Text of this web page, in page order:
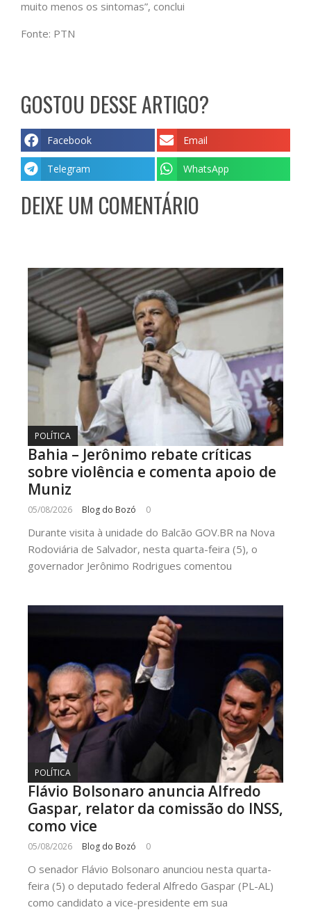
muito menos os sintomas”, conclui
Fonte: PTN
GOSTOU DESSE ARTIGO?
Facebook Email
Telegram WhatsApp
DEIXE UM COMENTÁRIO
POLÍTICA
Bahia – Jerônimo rebate críticas
sobre violência e comenta apoio de
Muniz
05/08/2026 Blog do Bozó 0
Durante visita à unidade do Balcão GOV.BR na Nova
Rodoviária de Salvador, nesta quarta-feira (5), o
governador Jerônimo Rodrigues comentou
POLÍTICA
Flávio Bolsonaro anuncia Alfredo
Gaspar, relator da comissão do INSS,
como vice
05/08/2026 Blog do Bozó 0
O senador Flávio Bolsonaro anunciou nesta quarta-
feira (5) o deputado federal Alfredo Gaspar (PL-AL)
como candidato a vice-presidente em sua